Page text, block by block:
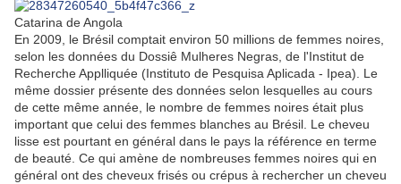
Catarina de Angola
En 2009, le Brésil comptait environ 50 millions de femmes noires,
selon les données du Dossiê Mulheres Negras, de l'Institut de
Recherche Applliquée (Instituto de Pesquisa Aplicada - Ipea). Le
même dossier présente des données selon lesquelles au cours
de cette même année, le nombre de femmes noires était plus
important que celui des femmes blanches au Brésil. Le cheveu
lisse est pourtant en général dans le pays la référence en terme
de beauté. Ce qui amène de nombreuses femmes noires qui en
général ont des cheveux frisés ou crépus à rechercher un cheveu